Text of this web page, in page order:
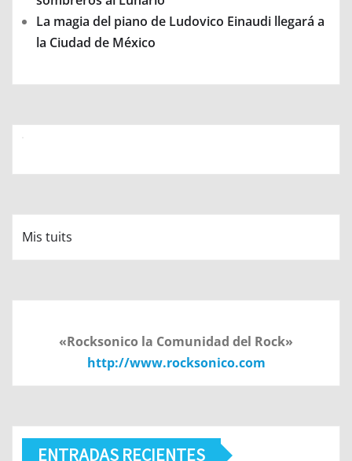
La magia del piano de Ludovico Einaudi llegará a
la Ciudad de México
Mis tuits
«Rocksonico la Comunidad del Rock»
http://www.rocksonico.com
ENTRADAS RECIENTES